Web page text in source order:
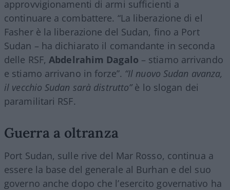
approvvigionamenti di armi sufficienti a
continuare a combattere. “La liberazione di el
Fasher è la liberazione del Sudan, fino a Port
Sudan – ha dichiarato il comandante in seconda
delle RSF,Abdelrahim Dagalo – stiamo arrivando
e stiamo arrivano in forze”. “Il nuovo Sudan avanza,
il vecchio Sudan sarà distrutto”è lo slogan dei
paramilitari RSF.
Guerra a oltranza
Port Sudan, sulle rive del Mar Rosso, continua a
essere la base del generale al Burhan e del suo
governo anche dopo che l’esercito governativo ha